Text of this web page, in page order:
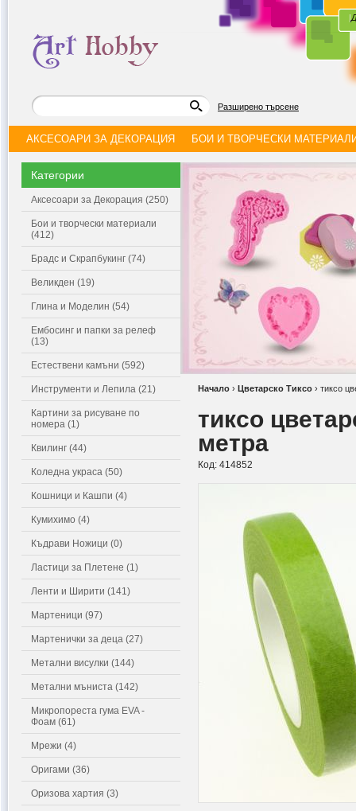
|
Разширено търсене
АКСЕСОАРИ ЗА ДЕКОРАЦИЯ БОИ И ТВОРЧЕСКИ
Категории
Аксесоари за Декорация (250)
Бои и творчески материали
(412)
Брадс и Скрапбукинг (74)
Великден (19)
Глина и Моделин (54)
Ембосинг и папки за релеф
(13)
Естествени камъни (592)
Инструменти и Лепила (21)
Картини за рисуване по
номера (1)
Квилинг (44)
Коледна украса (50)
Кошници и Кашпи (4)
Кумихимо (4)
Къдрави Ножици (0)
Ластици за Плетене (1)
Ленти и Ширити (141)
Мартеници (97)
Мартенички за деца (27)
Метални висулки (144)
Метални мъниста (142)
Микропореста гума EVA -
Фоам (61)
Мрежи (4)
Оригами (36)
Оризова хартия (3)
Начало › Цветарско Тиксо › тиксо
тиксо
метра
Код: 414852